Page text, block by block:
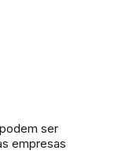
ser
empresas